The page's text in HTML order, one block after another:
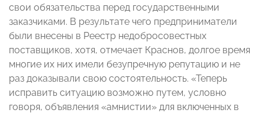
свои обязательства перед государственными
заказчиками. В результате чего предприниматели
были внесены в Реестр недобросовестных
поставщиков, хотя, отмечает Краснов, долгое время
многие их них имели безупречную репутацию и не
раз доказывали свою состоятельность. «Теперь
исправить ситуацию возможно путем, условно
говоря, объявления «амнистии» для включенных в